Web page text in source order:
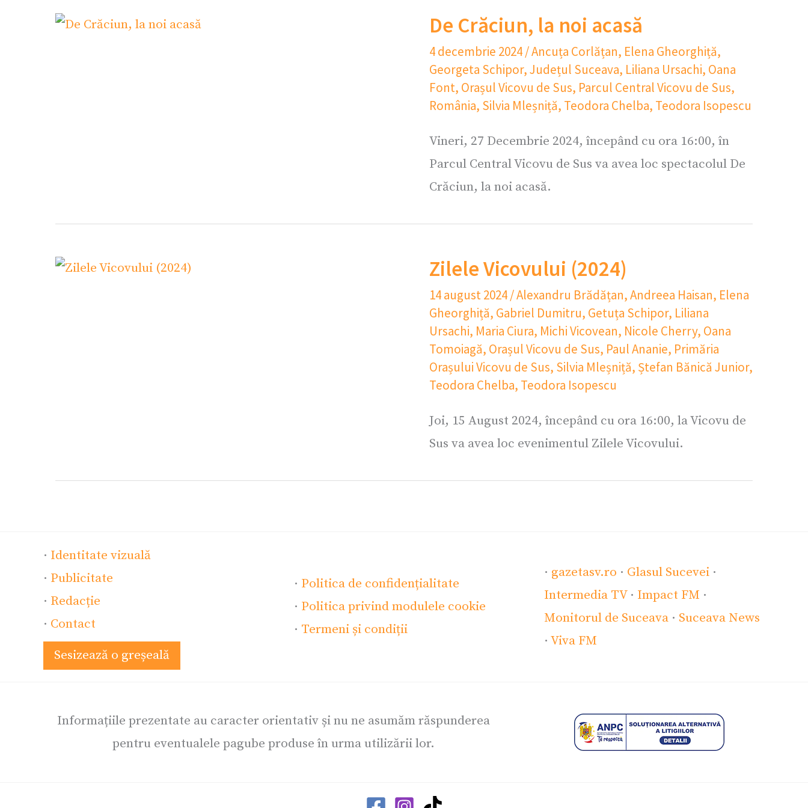
De Crăciun, la noi acasă
4 decembrie 2024/Ancuța Corlățan, Elena Gheorghiță,
Georgeta Schipor,Județul Suceava, Liliana Ursachi, Oana
Font, Orașul Vicovu de Sus, Parcul Central Vicovu de Sus,
România, Silvia Mleșniță, Teodora Chelba, Teodora Isopescu
Vineri, 27 Decembrie 2024, începând cu ora 16:00, în
Parcul Central Vicovu de Sus va avea loc spectacolul De
Crăciun, la noi acasă.
Zilele Vicovului (2024)
14 august 2024/Alexandru Brădățan,Andreea Haisan, Elena
Gheorghiță, Gabriel Dumitru, Getuța Schipor, Liliana
Ursachi, Maria Ciura, Michi Vicovean, Nicole Cherry, Oana
Tomoiagă, Orașul Vicovu de Sus, Paul Ananie, Primăria
Orașului Vicovu de Sus, Silvia Mleșniță, Ștefan Bănică Junior,
Teodora Chelba, Teodora Isopescu
Joi, 15 August 2024, începând cu ora 16:00, la Vicovu de
Sus va avea loc evenimentul Zilele Vicovului.
· Identitate vizuală
· Publicitate
· Redacție
· Contact
Sesizează o greșeală
· Politica de confidențialitate
· Politica privind modulele cookie
· Termeni și condiții
· gazetasv.ro · Glasul Sucevei ·
Intermedia TV· Impact FM ·
Monitorul de Suceava · Suceava News
·Viva FM
Informațiile prezentate au caracter orientativ și nu ne asumăm răspunderea
pentru eventualele pagube produse în urma utilizării lor.